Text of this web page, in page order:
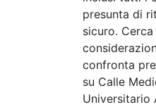
presunta di
sicuro.
confronta
su Calle
Universitario